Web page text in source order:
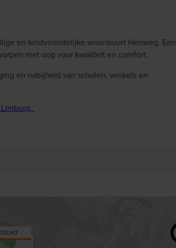
en kindvriendelijke woonbuurt Heirweg. Een
met oog voor kwaliteit en comfort.
en nabijheid van scholen, winkels en